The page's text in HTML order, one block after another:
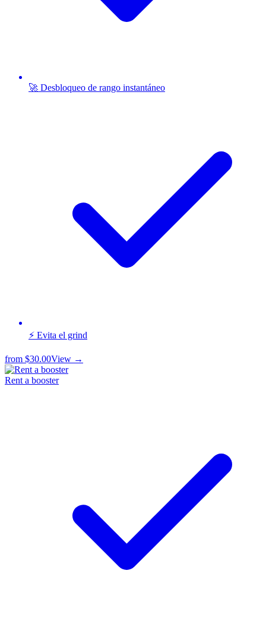
🚀 Desbloqueo de rango instantáneo
⚡ Evita el grind
from $30.00View →
Rent a booster